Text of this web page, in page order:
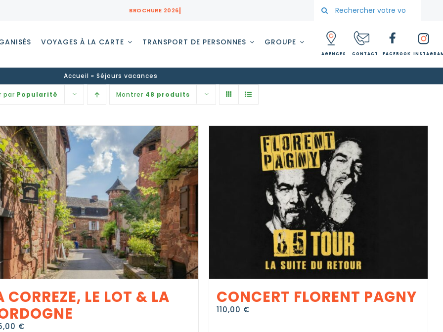
VOYAGES À LA CARTE TRANSPORT DE PERSONNES GROUPE
AGENCES CONTACT FACEBOOK
Accueil » Séjours vacances
par Popularité Montrer 48 produits
CORREZE, LE LOT & LA
€
CONCERT FLORENT PAGNY
110,00 €